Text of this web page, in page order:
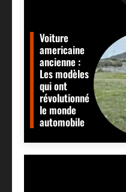
Voiture
americaine
ancienne :
Les modèles
qui ont
révolutionné
le monde
automobile